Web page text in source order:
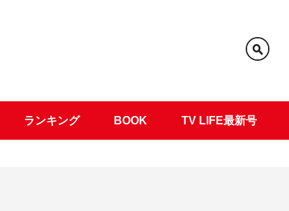
ランキング BOOK TV LIFE最新号